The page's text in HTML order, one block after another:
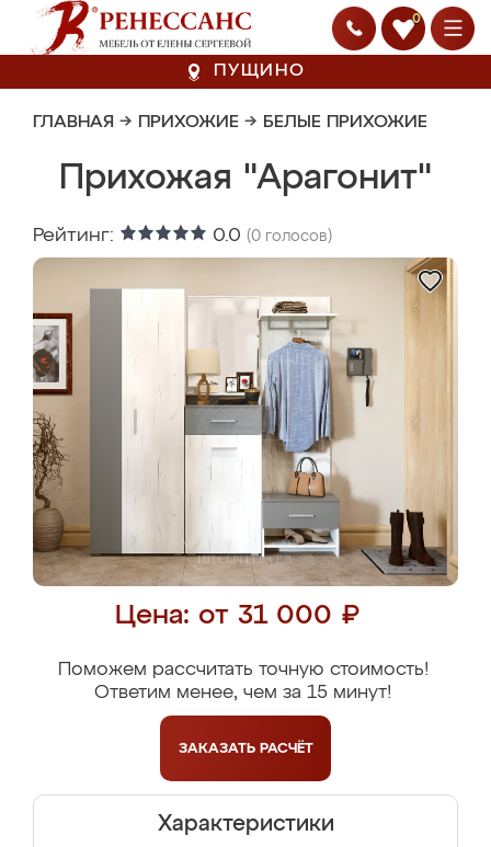
0
ПУЩИНО
ГЛАВНАЯ → ПРИХОЖИЕ → БЕЛЫЕ ПРИХОЖИЕ
Прихожая "Арагонит"
Рейтинг: 0.0 (0 голосов)
Цена: от 31 000 ₽
Поможем рассчитать точную стоимость!
Ответим менее, чем за 15 минут!
ЗАКАЗАТЬ РАСЧЁТ
Характеристики